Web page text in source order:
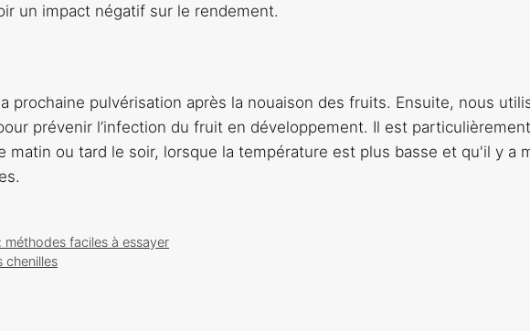
un impact négatif sur le rendement.
prochaine pulvérisation après la nouaison des fruits. Ensuite, nous
prévenir l’infection du fruit en développement. Il est particulièrement
matin ou tard le soir, lorsque la température est plus basse et qu'il y a
faciles à essayer
chenilles